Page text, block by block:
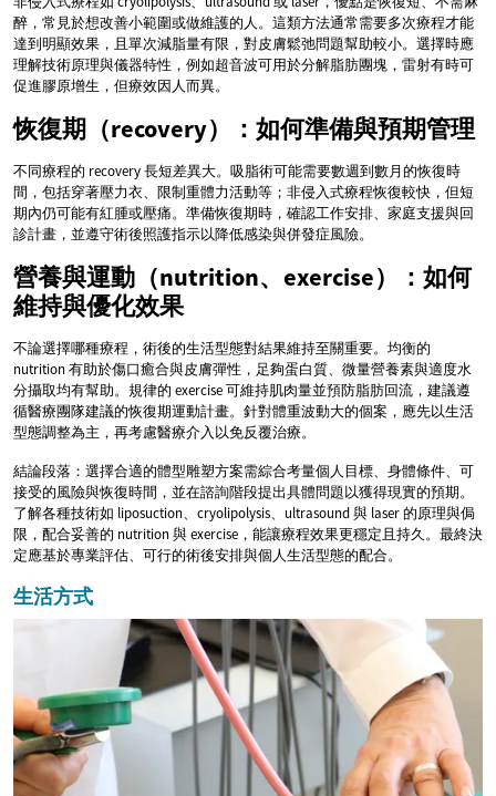
醉，常見於想改善小範圍或做維護的人。這類方法通常需要多次療程才能
達到明顯效果，且單次減脂量有限，對皮膚鬆弛問題幫助較小。選擇時應
理解技術原理與儀器特性，例如超音波可用於分解脂肪團塊，雷射有時可
促進膠原增生，但療效因人而異。
恢復期（recovery）：如何準備與預期管理
不同療程的 recovery 長短差異大。吸脂術可能需要數週到數月的恢復時
間，包括穿著壓力衣、限制重體力活動等；非侵入式療程恢復較快，但短
期內仍可能有紅腫或壓痛。準備恢復期時，確認工作安排、家庭支援與回
診計畫，並遵守術後照護指示以降低感染與併發症風險。
營養與運動（nutrition、exercise）：如何
維持與優化效果
不論選擇哪種療程，術後的生活型態對結果維持至關重要。均衡的
nutrition 有助於傷口癒合與皮膚彈性，足夠蛋白質、微量營養素與適度水
分攝取均有幫助。規律的 exercise 可維持肌肉量並預防脂肪回流，建議遵
循醫療團隊建議的恢復期運動計畫。針對體重波動大的個案，應先以生活
型態調整為主，再考慮醫療介入以免反覆治療。
結論段落：選擇合適的體型雕塑方案需綜合考量個人目標、身體條件、可
接受的風險與恢復時間，並在諮詢階段提出具體問題以獲得現實的預期。
了解各種技術如 liposuction、cryolipolysis、ultrasound 與 laser 的原理與侷
限，配合妥善的 nutrition 與 exercise，能讓療程效果更穩定且持久。最終決
定應基於專業評估、可行的術後安排與個人生活型態的配合。
生活方式